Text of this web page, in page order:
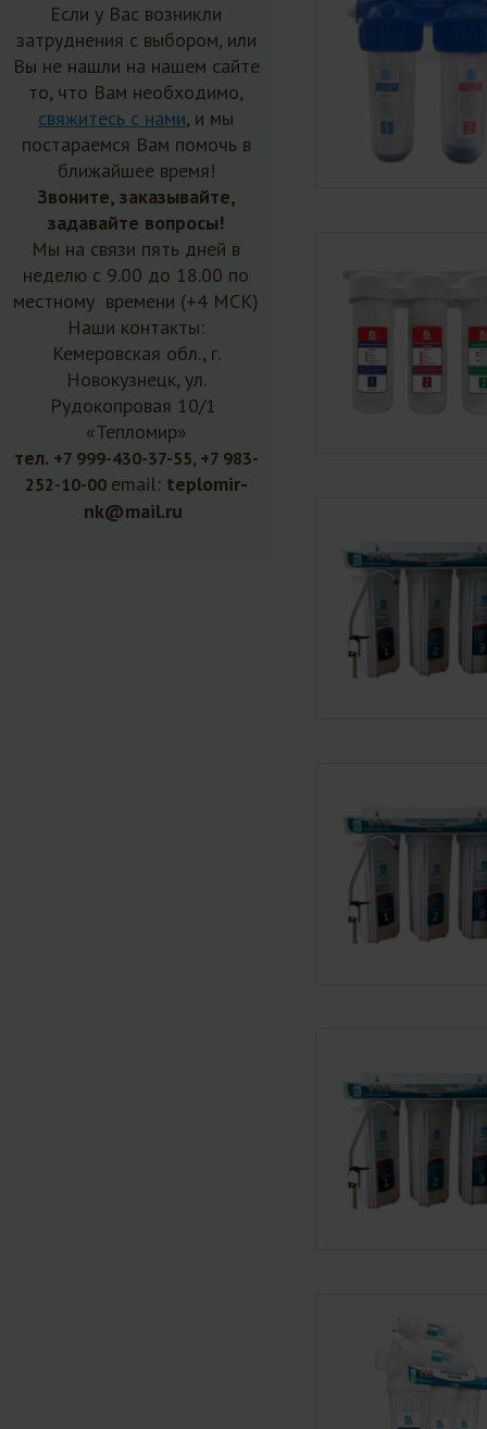
Если у Вас возникли
затруднения с выбором, или
Вы не нашли на нашем сайте
то, что Вам необходимо,
свяжитесь с нами, и мы
постараемся Вам помочь в
ближайшее время!
Звоните, заказывайте,
задавайте вопросы!
Мы на связи пять дней в
неделю с 9.00 до 18.00 по
местному времени (+4 МСК)
Наши контакты:
Кемеровская обл., г.
Новокузнецк, ул.
Рудокопровая 10/1
«Тепломир»
тел. +7 999-430-37-55, +7 983-
252-10-00 email: teplomir-
nk@mail.ru